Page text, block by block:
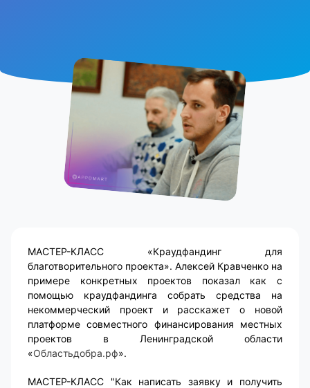
МАСТЕР-КЛАСС «Краудфандинг для
благотворительного проекта». Алексей Кравченко на
примере конкретных проектов показал как с
помощью краудфандинга собрать средства на
некоммерческий проект и расскажет о новой
платформе совместного финансирования местных
проектов в Ленинградской области
«Областьдобра.рф».
МАСТЕР-КЛАСС "Как написать заявку и получить